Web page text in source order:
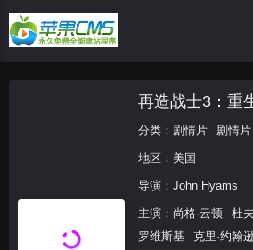
再造战士3：重
分类： 剧情片 剧情片
地区： 美国
导演： John Hyams
主演： 尚格·云顿 杜
罗维斯基
克里·约翰